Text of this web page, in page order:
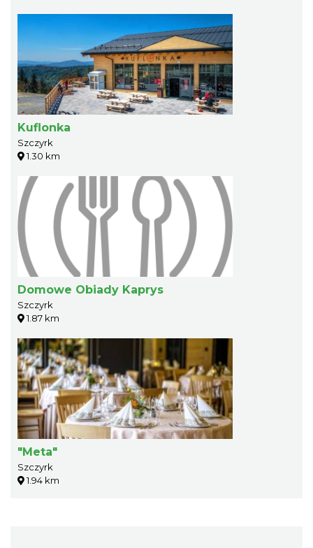
Kuflonka
Szczyrk
1.30 km
Domowe Obiady Kaprys
Szczyrk
1.87 km
"Meta"
Szczyrk
1.94 km